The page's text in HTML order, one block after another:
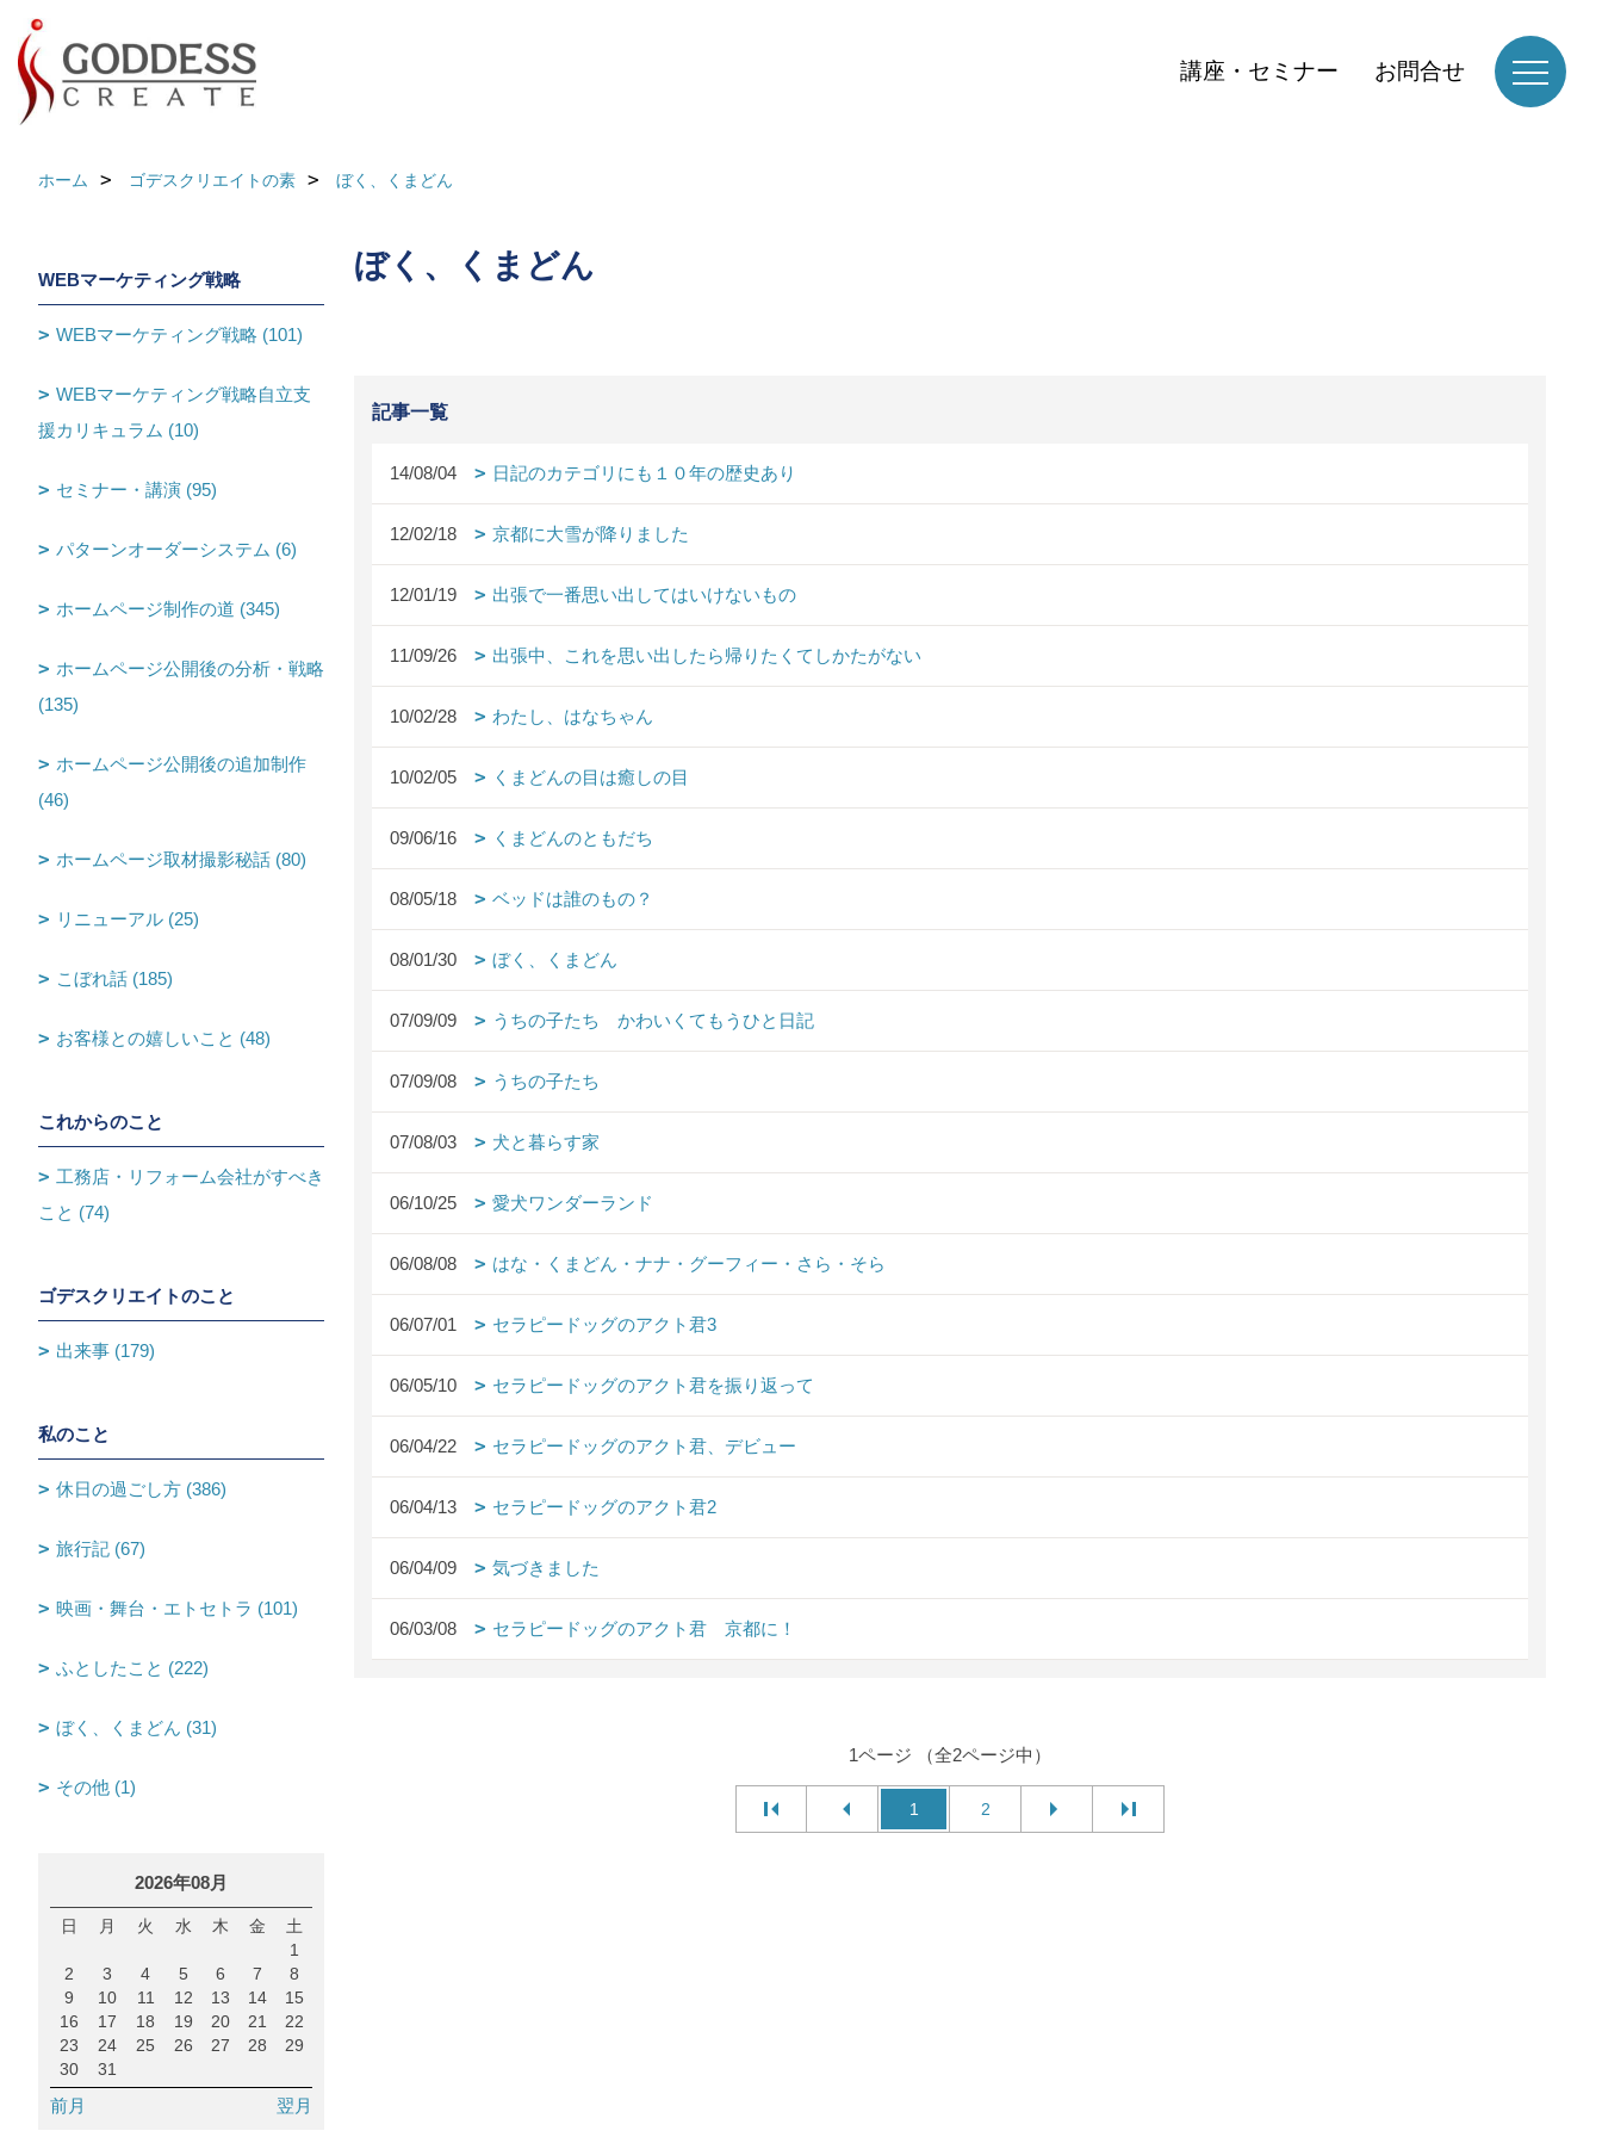
講座・セミナー お問合せ
ホーム ゴデスクリエイトの素 ぼく、くまどん
ぼく、くまどん
記事一覧
14/08/04 日記のカテゴリにも１０年の歴史あり
12/02/18 京都に大雪が降りました
12/01/19 出張で一番思い出してはいけないもの
11/09/26 出張中、これを思い出したら帰りたくてしかたがない
10/02/28 わたし、はなちゃん
10/02/05 くまどんの目は癒しの目
09/06/16 くまどんのともだち
08/05/18 ベッドは誰のもの？
08/01/30 ぼく、くまどん
07/09/09 うちの子たち かわいくてもうひと日記
07/09/08 うちの子たち
07/08/03 犬と暮らす家
06/10/25 愛犬ワンダーランド
06/08/08 はな・くまどん・ナナ・グーフィー・さら・そら
06/07/01 セラピードッグのアクト君3
06/05/10 セラピードッグのアクト君を振り返って
06/04/22 セラピードッグのアクト君、デビュー
06/04/13 セラピードッグのアクト君2
06/04/09 気づきました
06/03/08 セラピードッグのアクト君 京都に！
1ページ （全2ページ中）
1 2
WEBマーケティング戦略
WEBマーケティング戦略 (101)
WEBマーケティング戦略自立支
援カリキュラム (10)
セミナー・講演 (95)
パターンオーダーシステム (6)
ホームページ制作の道 (345)
ホームページ公開後の分析・戦略
(135)
ホームページ公開後の追加制作
(46)
ホームページ取材撮影秘話 (80)
リニューアル (25)
こぼれ話 (185)
お客様との嬉しいこと (48)
これからのこと
工務店・リフォーム会社がすべき
こと (74)
ゴデスクリエイトのこと
出来事 (179)
私のこと
休日の過ごし方 (386)
旅行記 (67)
映画・舞台・エトセトラ (101)
ふとしたこと (222)
ぼく、くまどん (31)
その他 (1)
2026年08月
日 月 火 水 木 金
土
1
2
3 4 5 6 7
8
9
10 11 12 13 14
15
16
17 18 19 20 21
22
23
24 25 26 27 28
29
30
31
前月 翌月